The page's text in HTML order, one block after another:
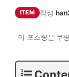
ITEM 작성
이 포스팅은 쿠